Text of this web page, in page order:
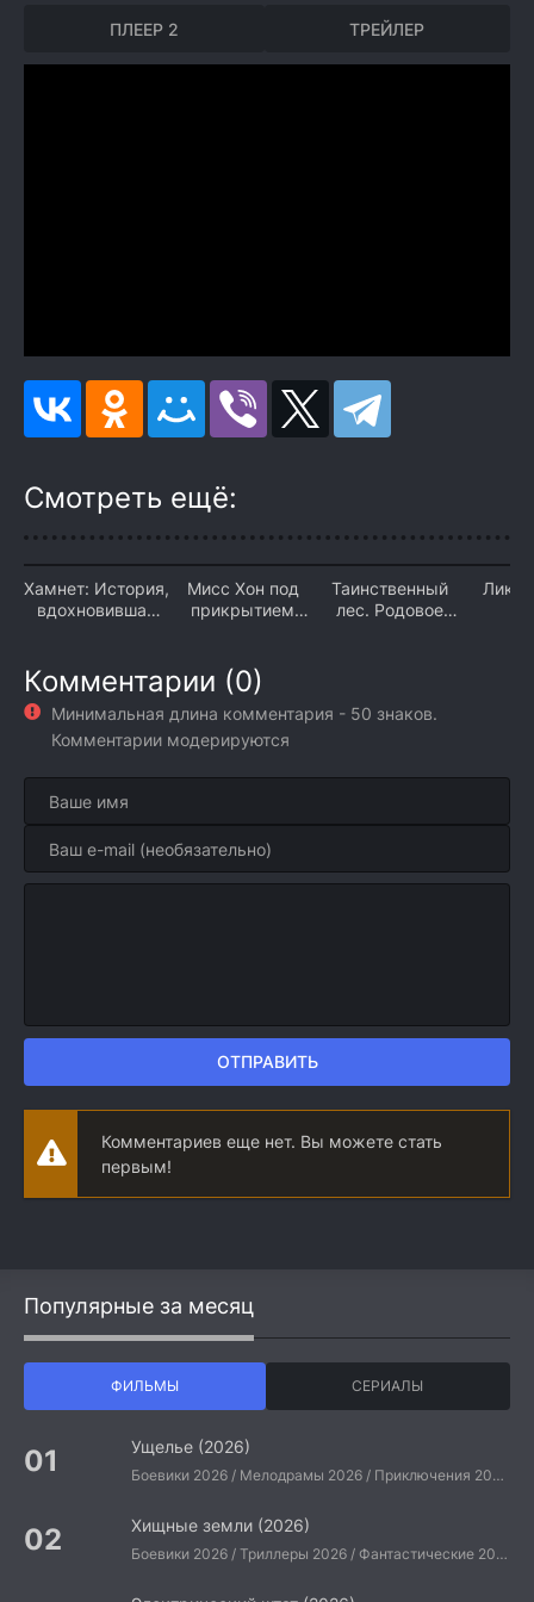
ПЛЕЕР 2 ТРЕЙЛЕР
Смотреть ещё:
Хамнет: История,
вдохновившая
Мисс Хон под
прикрытием
Таинственный
лес. Родовое
Лики
Комментарии (0)
Минимальная длина комментария - 50 знаков.
Комментарии модерируются
ОТПРАВИТЬ
Комментариев еще нет. Вы можете стать
первым!
Популярные за месяц
ФИЛЬМЫ СЕРИАЛЫ
Ущелье (2026)
Боевики 2026 / Мелодрамы 2026 / Приключения 2026 / Ужасы 2026 / Фантастические 2026 / Зарубежные фильмы 2026 / Американские фильмы / Фильмы 2026
Хищные земли (2026)
Боевики 2026 / Триллеры 2026 / Фантастические 2026 / Зарубежные фильмы 2026 / Американские фильмы / Фильмы 2026